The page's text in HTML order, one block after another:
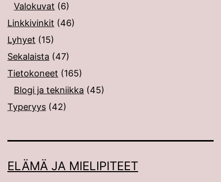
Valokuvat (6)
Linkkivinkit (46)
Lyhyet (15)
Sekalaista (47)
Tietokoneet (165)
Blogi ja tekniikka (45)
Typeryys (42)
ELÄMÄ JA MIELIPITEET